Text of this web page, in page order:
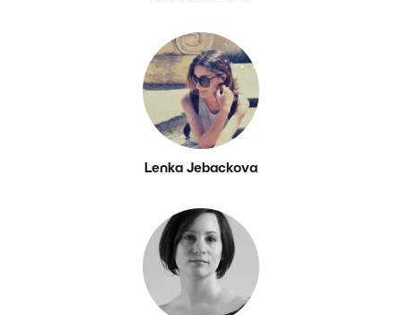
Lenka Jebackova